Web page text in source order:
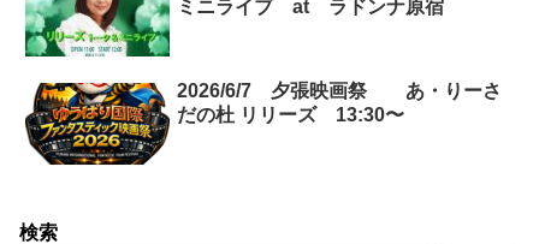
ミニライブ at ラドンナ原宿
2026/6/7 夕張映画祭 あ・りーさ
だの杜 リリーズ 13:30〜
検索